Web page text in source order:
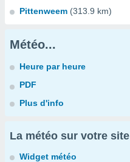
Pittenweem (313.9 km)
Météo...
Heure par heure
PDF
Plus d'info
La météo sur votre site
Widget météo